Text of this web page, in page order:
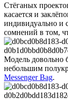
Стёганых
касается и
индивидуально и
сомнений в том,
Модель довольно
небольшим
Messenger Bag.